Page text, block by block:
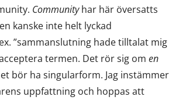
Communityhar här översatts
kanske inte helt lyckad
”sammanslutning hade tilltalat mig
termen. Det rör sig om en
bör ha singularform. Jag instämmer
uppfattning och hoppas att